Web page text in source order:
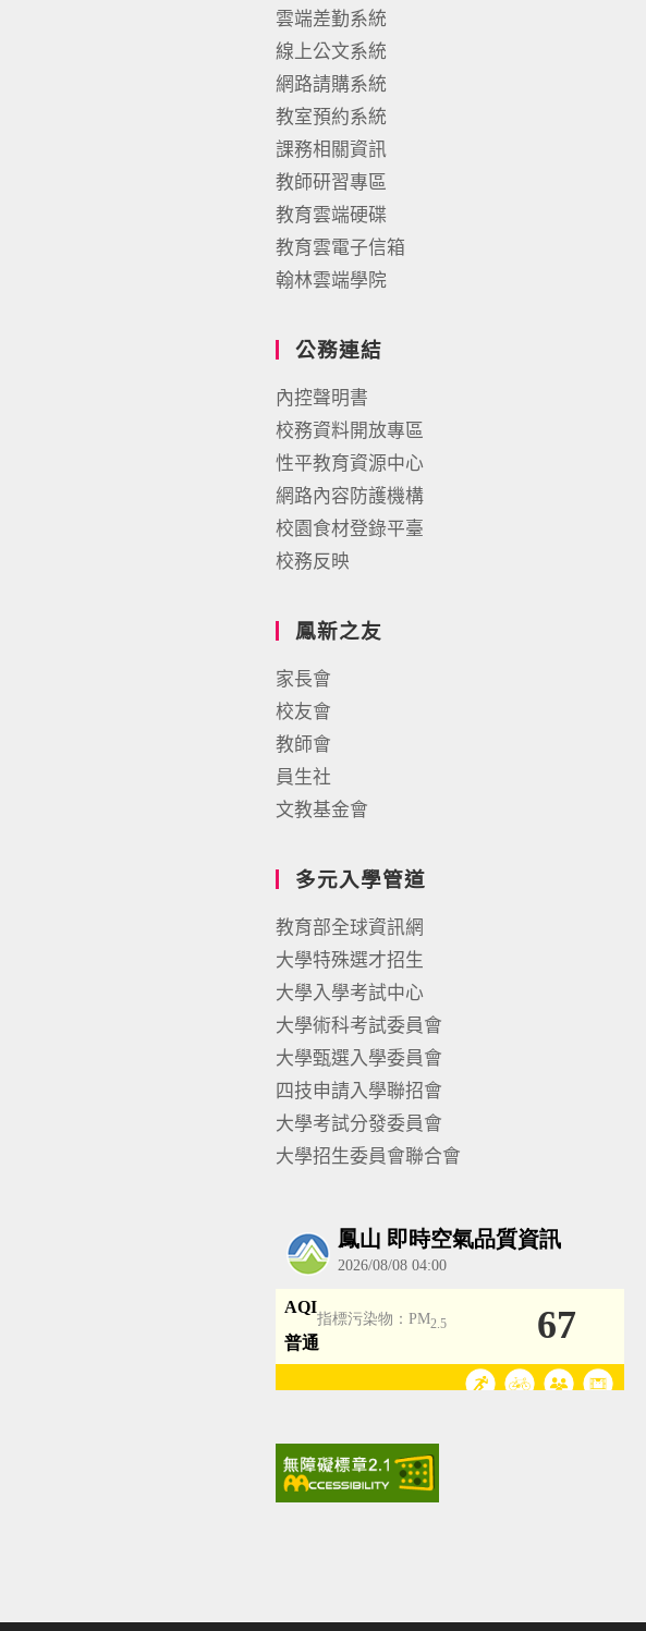
雲端差勤系統
線上公文系統
網路請購系統
教室預約系統
課務相關資訊
教師研習專區
教育雲端硬碟
教育雲電子信箱
翰林雲端學院
公務連結
內控聲明書
校務資料開放專區
性平教育資源中心
網路內容防護機構
校園食材登錄平臺
校務反映
鳳新之友
家長會
校友會
教師會
員生社
文教基金會
多元入學管道
教育部全球資訊網
大學特殊選才招生
大學入學考試中心
大學術科考試委員會
大學甄選入學委員會
四技申請入學聯招會
大學考試分發委員會
大學招生委員會聯合會